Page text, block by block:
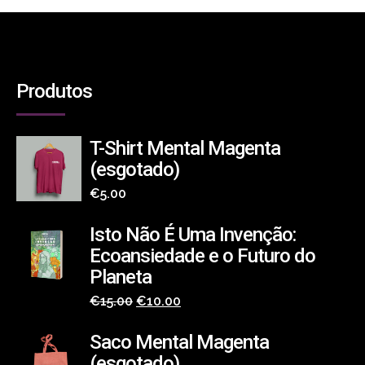
Produtos
T-Shirt Mental Magenta
(esgotado)
€5.00
Isto Não É Uma Invenção:
Ecoansiedade e o Futuro do
Planeta
€15.00 O
original
€10.00
atual
Saco Mental Magenta